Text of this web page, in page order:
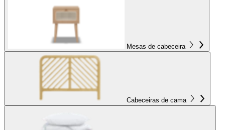
Mesas de cabeceira
Cabeceiras de cama